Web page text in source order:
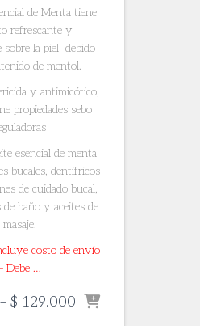
de Menta tiene
refrescante y
la piel debido
de mentol.
y antimicótico,
propiedades sebo
esencial de menta
bucales, dentífricos
de cuidado bucal,
de baño y aceites de
masaje.
costo de envío
Debe …
– $ 129.000 Price